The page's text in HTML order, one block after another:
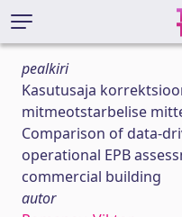
pealkiri
Kasutusaja
mitmeotstarbelise
Comparison of data-
operational EPB
commercial building
autor